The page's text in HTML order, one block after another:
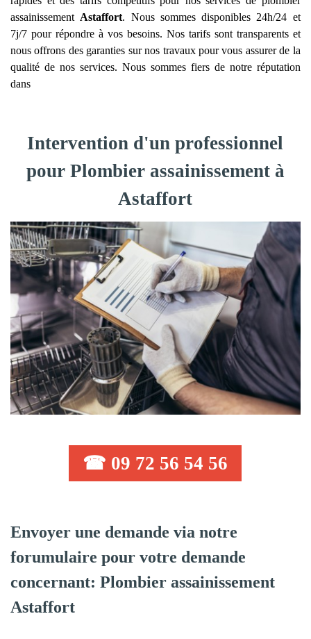
assainissement Astaffort. Nous sommes disponibles 24h/24 et
7j/7 pour répondre à vos besoins. Nos tarifs sont transparents et
nous offrons des garanties sur nos travaux pour vous assurer de la
qualité de nos services. Nous sommes fiers de notre réputation
dans
Intervention d'un professionnel
pour Plombier assainissement à
Astaffort
☎ 09 72 56 54 56
Envoyer une demande via notre
forumulaire pour votre demande
concernant: Plombier assainissement
Astaffort